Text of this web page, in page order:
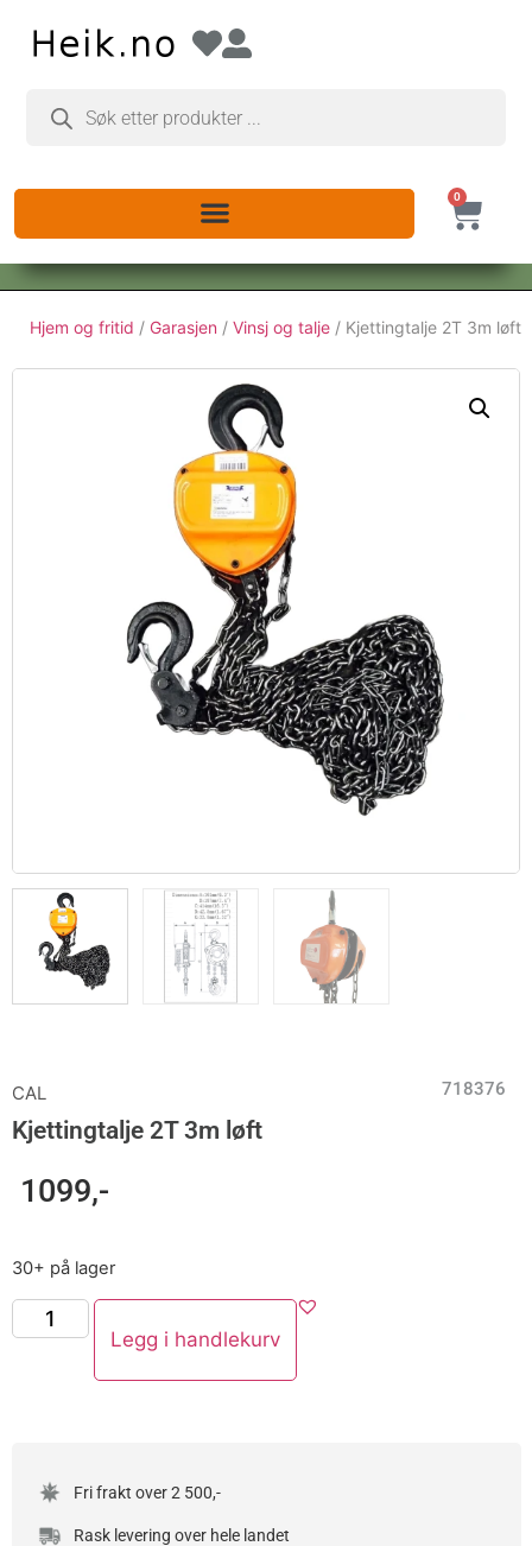
0
Hjem og fritid / Garasjen / Vinsj og talje / Kjettingtalje 2T 3m løft
CAL 718376
Kjettingtalje 2T 3m løft
1099,-
30+ på lager
Legg i handlekurv
Fri frakt over 2 500,-
Rask levering over hele landet